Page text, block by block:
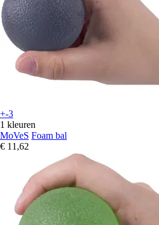
+-3
1 kleuren
MoVeS Foam bal
€ 11,62